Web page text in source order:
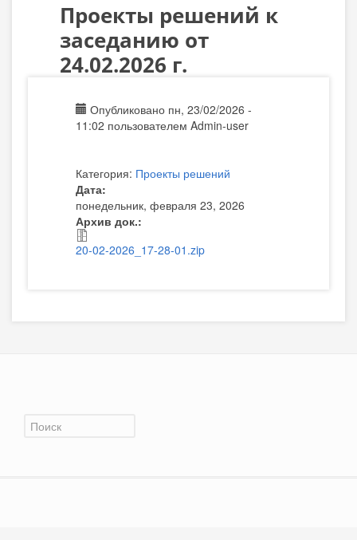
Проекты решений к
заседанию от
24.02.2026 г.
Опубликовано пн, 23/02/2026 -
11:02 пользователем Admin-user
Категория: Проекты решений
Дата:
понедельник, февраля 23, 2026
Архив док.:
20-02-2026_17-28-01.zip